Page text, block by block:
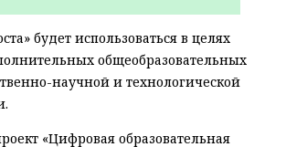
будет использоваться в целях
общеобразовательных
научной и технологической
«Цифровая образовательная